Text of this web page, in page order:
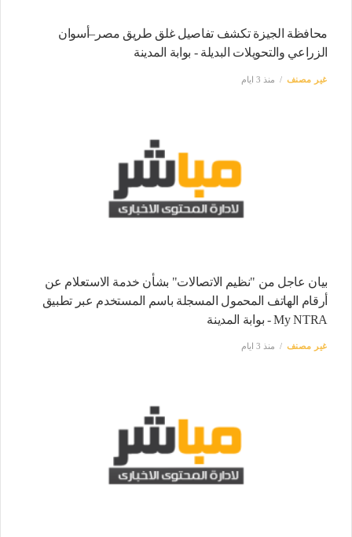
محافظة الجيزة تكشف تفاصيل غلق طريق مصر–أسوان
الزراعي والتحويلات البديلة - بوابة المدينة
غير مصنف منذ 3 ايام
بيان عاجل من "نظيم الاتصالات" بشأن خدمة الاستعلام عن
أرقام الهاتف المحمول المسجلة باسم المستخدم عبر تطبيق
My NTRA - بوابة المدينة
غير مصنف منذ 3 ايام